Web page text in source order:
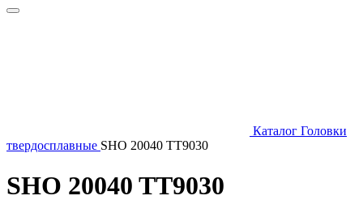
Каталог Головки
твердосплавные SHO 20040 TT9030
SHO 20040 TT9030